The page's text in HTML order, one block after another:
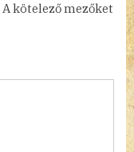
A kötelező mezőket